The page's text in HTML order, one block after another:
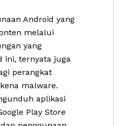
Android yang
melalui
yang
ini, ternyata juga
perangkat
malware.
aplikasi
Play Store